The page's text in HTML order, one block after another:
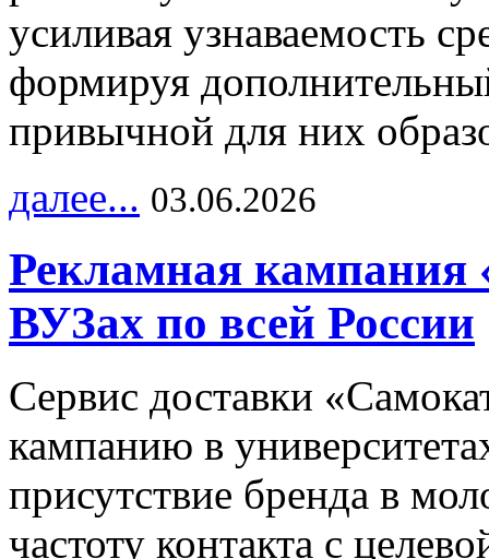
усиливая узнаваемость
формируя
привычной для них
далее... 03.06.2026
Рекламная кампания
ВУЗах по всей России
Сервис доставки
кампанию в
присутствие бренда в
частоту контакта с